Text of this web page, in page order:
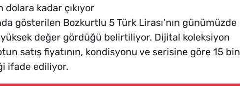
kadar çıkıyor
gösterilen Bozkurtlu 5 Türk Lirası’nın günümüzde
yüksek değer gördüğü belirtiliyor. Dijital koleksiyon
satış fiyatının, kondisyonu ve serisine göre 15 bin
ifade ediliyor.